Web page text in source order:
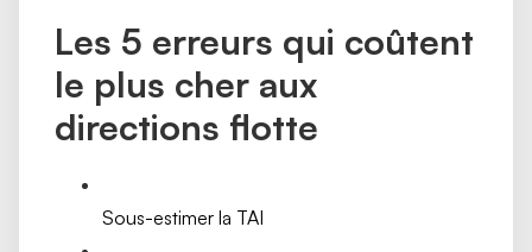
Les 5 erreurs qui coûtent
le plus cher aux
directions flotte
Sous-estimer la TAI